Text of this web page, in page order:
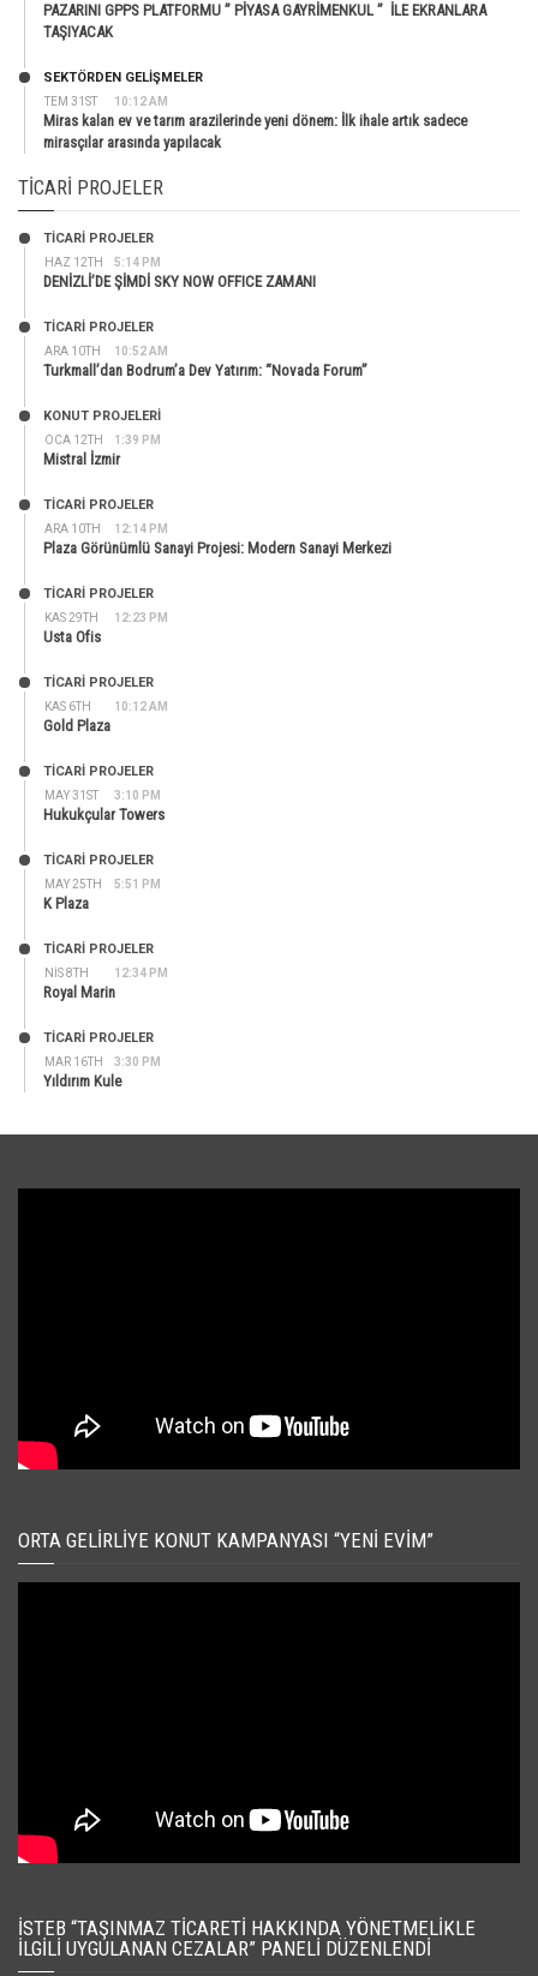
PAZARINI GPPS PLATFORMU ” PİYASA GAYRİMENKUL ” İLE EKRANLARA
TAŞIYACAK
TEM 31ST 10:12 AM
SEKTÖRDEN GELIŞMELER
Miras kalan ev ve tarım arazilerinde yeni dönem: İlk ihale artık sadece
mirasçılar arasında yapılacak
TICARI PROJELER
HAZ 12TH 5:14 PM
TİCARİ PROJELER
DENİZLİ’DE ŞİMDİ SKY NOW OFFICE ZAMANI
ARA 10TH 10:52 AM
TİCARİ PROJELER
Turkmall’dan Bodrum’a Dev Yatırım: “Novada Forum”
OCA 12TH 1:39 PM
KONUT PROJELERI
Mistral İzmir
ARA 10TH 12:14 PM
TİCARİ PROJELER
Plaza Görünümlü Sanayi Projesi: Modern Sanayi Merkezi
KAS 29TH 12:23 PM
TİCARİ PROJELER
Usta Ofis
KAS 6TH 10:12 AM
TİCARİ PROJELER
Gold Plaza
MAY 31ST 3:10 PM
TİCARİ PROJELER
Hukukçular Towers
MAY 25TH 5:51 PM
TİCARİ PROJELER
K Plaza
NIS 8TH 12:34 PM
TİCARİ PROJELER
Royal Marin
MAR 16TH 3:30 PM
TİCARİ PROJELER
Yıldırım Kule
ORTA GELIRLIYE KONUT KAMPANYASI “YENI EVIM”
İSTEB “TAŞINMAZ TICARETI HAKKINDA YÖNETMELIKLE
İLGILI UYGULANAN CEZALAR” PANELI DÜZENLENDI